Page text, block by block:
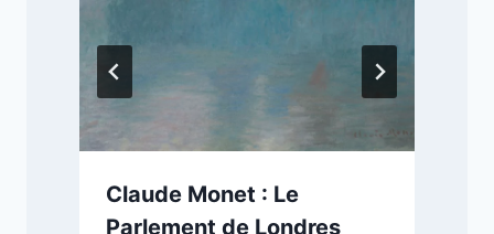
Claude Monet : Le
Parlement de Londres